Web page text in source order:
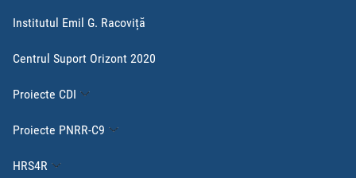
Institutul Emil G. Racoviță
Centrul Suport Orizont 2020
Proiecte CDI
Proiecte PNRR-C9
HRS4R